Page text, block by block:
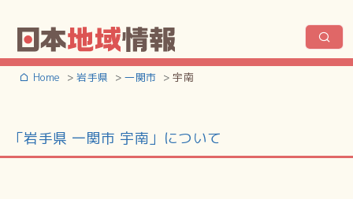
Home 岩手県 一関市 宇南
「岩手県 一関市 宇南」について